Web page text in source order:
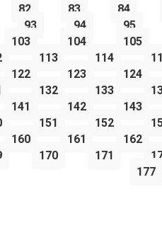
82 83 84
93 94 95
103 104 105
113 114
122 123 124
132 133
141 142 143
151 152
160 161 162
170 171
177